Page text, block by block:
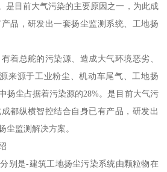
是目前大气污染的主要原因之一，为此成
品，研发出一套扬尘监测系统、工地扬
着总舵的污染源、造成大气环境恶劣、
来源于工业粉尘、机动车尾气、工地扬
扬尘占据着污染源的28%。是目前大气污
都纵横智控结合自身已有产品，研发出
尘监测解决方案。
别是-建筑工地扬尘污染系统由颗粒物在